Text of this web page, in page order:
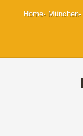
Home München